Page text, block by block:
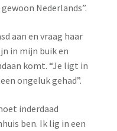
Nederlands”.
aan en vraag haar
in mijn buik en
komt. “Je ligt in
ongeluk gehad”.
inderdaad
ben. Ik lig in een